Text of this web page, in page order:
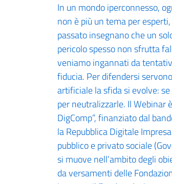
In un mondo iperconnesso,
non è più un tema per
passato insegnano che un
pericolo spesso non sfrutta
veniamo ingannati da
fiducia. Per difendersi
artificiale la sfida si evolve:
per neutralizzarle. Il Webinar
DigComp”, finanziato dal
la Repubblica Digitale
pubblico e privato sociale
si muove nell’ambito degli
da versamenti delle